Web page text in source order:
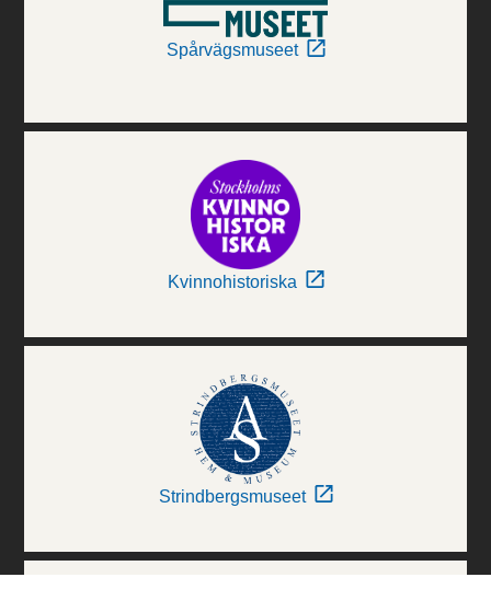
Spårvägsmuseet
Kvinnohistoriska
Strindbergsmuseet